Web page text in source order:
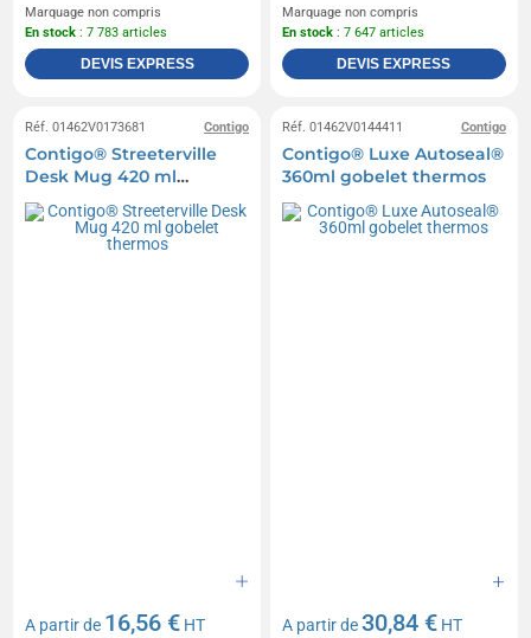
Marquage non compris
En stock : 7 783 articles
DEVIS EXPRESS
Marquage non compris
En stock : 7 647 articles
DEVIS EXPRESS
Contigo
Réf. 01462V0173681
Contigo® Streeterville
Desk Mug 420 ml
gobelet thermos
A partir de 16,56 € HT
Contigo
Réf. 01462V0144411
Contigo® Luxe Autoseal®
360ml gobelet thermos
A partir de30,84 € HT